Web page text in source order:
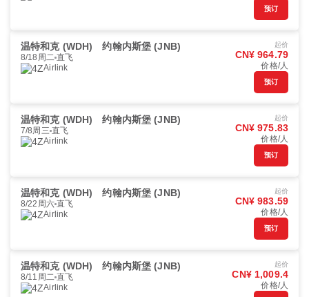
预订
温特和克 (WDH) 约翰内斯堡 (JNB)
8/18周二 直飞
Airlink
起价
CN¥ 964.79
价格/人
预订
温特和克 (WDH) 约翰内斯堡 (JNB)
7/8周三 直飞
Airlink
起价
CN¥ 975.83
价格/人
预订
温特和克 (WDH) 约翰内斯堡 (JNB)
8/22周六 直飞
Airlink
起价
CN¥ 983.59
价格/人
预订
温特和克 (WDH) 约翰内斯堡 (JNB)
8/11周二 直飞
Airlink
起价
CN¥ 1,009.4
价格/人